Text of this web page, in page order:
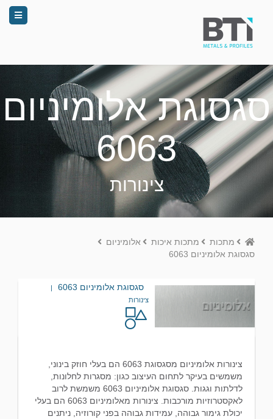
סגסוגת אלומיניום
6063
צינורות
Homeמתכות מתכות איכות
אלומיניום
סגסוגת אלומיניום 6063
סגסוגת אלומיניום 6063
|
צינורות
צינורות אלומיניום מסגסוגת 6063 הם בעלי חוזק בינוני,
משמשים בעיקר לתחום העיצוב כגון: מסגרות לחלונות,
לדלתות וגגות. סגסוגת אלומיניום 6063 משמשת לרוב
לאקסטרוזיות מורכבות. צינורות מאלומיניום 6063 הם בעלי
יכולת גימור גבוהה, עמידות גבוהה בפני קורוזיה, ניתנים